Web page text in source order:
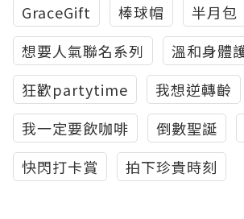
GraceGift
棒球帽
半月包
想要人氣聯名系列
溫和身體
狂歡partytime
我想逆轉齡
我一定要飲咖啡
倒數聖誕
快閃打卡賞
拍下珍貴時刻